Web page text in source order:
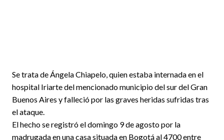
Se trata de Ángela Chiapelo, quien estaba internada en el
hospital Iriarte del mencionado municipio del sur del Gran
Buenos Aires y falleció por las graves heridas sufridas tras
el ataque.
El hecho se registró el domingo 9 de agosto por la
madrugada en una casa situada en Bogotá al 4700 entre